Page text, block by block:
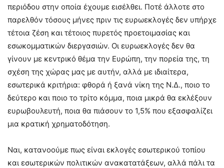
περιόδου στην οποία έχουμε εισέλθει. Ποτέ άλλοτε στο
παρελθόν τόσους μήνες πριν τις ευρωεκλογές δεν υπήρχε
τέτοια ζέση και τέτοιος πυρετός προετοιμασίας και
εσωκομματικών διεργασιών. Οι ευρωεκλογές δεν θα
γίνουν με κεντρικό θέμα την Ευρώπη, την πορεία της, τη
σχέση της χώρας μας με αυτήν, αλλά με ιδιαίτερα,
εσωτερικά κριτήρια: φθορά ή ξανά νίκη της Ν.Δ., ποιο το
δεύτερο και ποιο το τρίτο κόμμα, ποια μικρά θα εκλέξουν
ευρωβουλευτή, ποια θα πιάσουν το 1,5% που εξασφαλίζει
μια κρατική χρηματοδότηση.
Ναι, κατανοούμε πως είναι εκλογές εσωτερικού τοπίου
και εσωτερικών πολιτικών ανακατατάξεων, αλλά πάλι τα